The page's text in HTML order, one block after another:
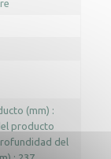
(mm) :
producto
del